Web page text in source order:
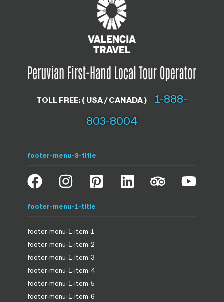
footer-menu-1-title
footer-menu-1-item-1
footer-menu-1-item-2
footer-menu-1-item-3
footer-menu-1-item-4
footer-menu-1-item-5
footer-menu-1-item-6
TOLL FREE: ( USA / CANADA )
1-888-
803-8004
footer-menu-3-title